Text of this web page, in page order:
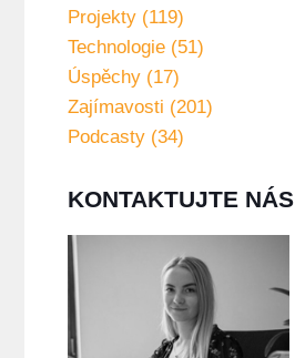
Projekty (119)
Technologie (51)
Úspěchy (17)
Zajímavosti (201)
Podcasty (34)
KONTAKTUJTE NÁS